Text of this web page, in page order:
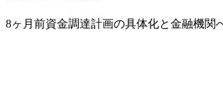
8ヶ月前資金調達計画の具体化と金融機関